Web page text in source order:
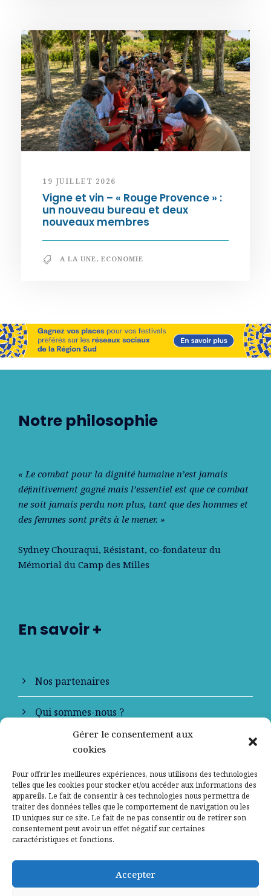
Gérer le consentement aux
cookies
Pour offrir les meilleures expériences, nous utilisons des technologies
telles que les cookies pour stocker et/ou accéder aux informations des
appareils. Le fait de consentir à ces technologies nous permettra de
traiter des données telles que le comportement de navigation ou les
ID uniques sur ce site. Le fait de ne pas consentir ou de retirer son
consentement peut avoir un effet négatif sur certaines
caractéristiques et fonctions.
Accepter
19 JUILLET 2026
Vigne et vin – « Rouge Provence » :
un nouveau bureau et deux
nouveaux membres
A LA UNE, ECONOMIE
Notre philosophie
« Le combat pour la dignité humaine n’est jamais
déﬁnitivement gagné mais l’essentiel est que ce combat
ne soit jamais perdu non plus, tant que des hommes et
des femmes sont prêts à le mener. »
Sydney Chouraqui, Résistant, co-fondateur du
Mémorial du Camp des Milles
En savoir +
Nos partenaires
Qui sommes-nous ?
Contactez-nous
Mentions légales
Politique de confidentialité